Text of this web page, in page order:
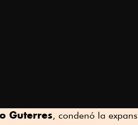
Guterres, condenó la